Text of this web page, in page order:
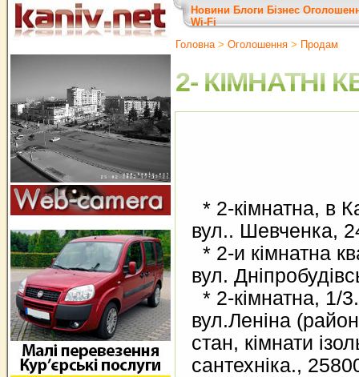
Новини Блоги Бізнес
Wi-Fi
Головна> Оголошення > Продам
2- КІМНАТНІ
* 2-кімнатна, в
вул.. Шевченка,
* 2-и кімнатна
вул.
* 2-кімнатна, 1/
вул.Леніна
стан, кімнати
сантехніка.,